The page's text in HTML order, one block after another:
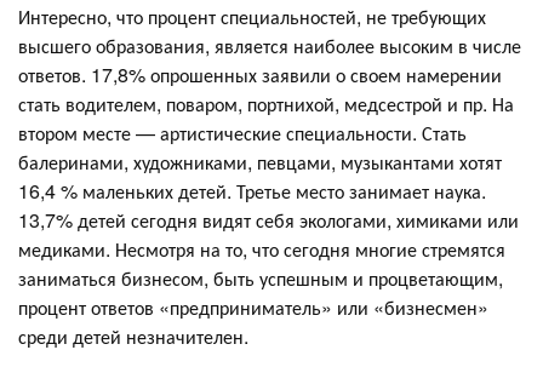
Интересно, что процент специальностей, не требующих
высшего образования, является наиболее высоким в числе
ответов. 17,8% опрошенных заявили о своем намерении
стать водителем, поваром, портнихой, медсестрой и пр. На
втором месте — артистические специальности. Стать
балеринами, художниками, певцами, музыкантами хотят
16,4 % маленьких детей. Третье место занимает наука.
13,7% детей сегодня видят себя экологами, химиками или
медиками. Несмотря на то, что сегодня многие стремятся
заниматься бизнесом, быть успешным и процветающим,
процент ответов «предприниматель» или «бизнесмен»
среди детей незначителен.